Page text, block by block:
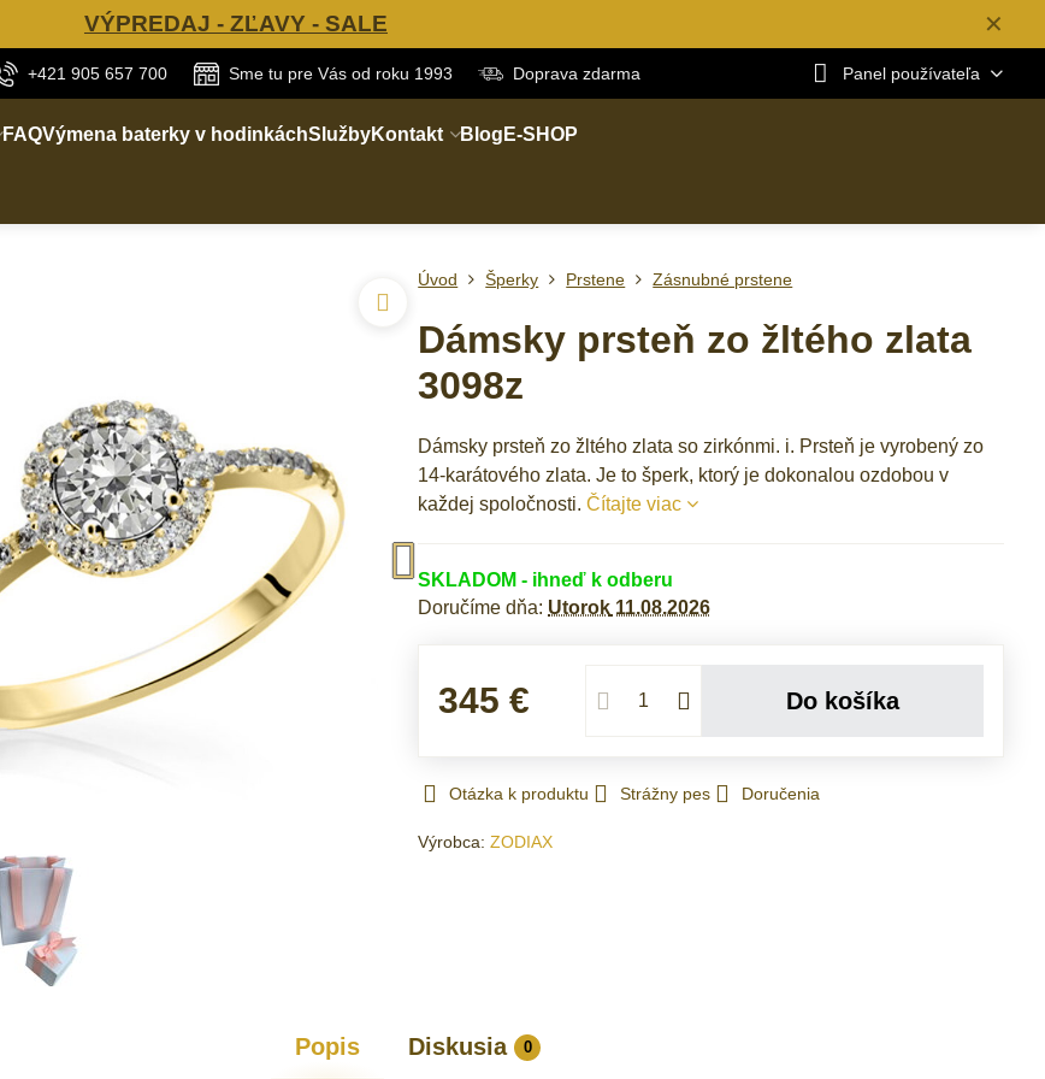
✕
VÝPREDAJ - ZĽAVY - SALE
+421 905 657 700 Sme tu pre Vás od roku 1993 Doprava zdarma Panel používateľa
FAQVýmena baterky v hodinkáchSlužbyKontakt Blog E-SHOP
Úvod Šperky Prstene Zásnubné prstene
Dámsky prsteň zo žltého zlata
3098z
Dámsky prsteň zo žltého zlata so zirkónmi. i. Prsteň je vyrobený zo
14-karátového zlata. Je to šperk, ktorý je dokonalou ozdobou v
každej spoločnosti.Čítajte viac
SKLADOM - ihneď k odberu
Doručíme dňa: Utorok 11.08.2026
345 € Do košíka
Otázka k produktu Strážny pes Doručenia
Výrobca:ZODIAX
Popis Diskusia 0